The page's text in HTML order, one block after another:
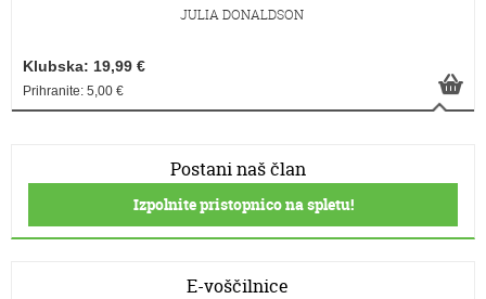
JULIA DONALDSON
Klubska: 19,99 €
Prihranite: 5,00 €
Postani naš član
Izpolnite pristopnico na spletu!
E-voščilnice